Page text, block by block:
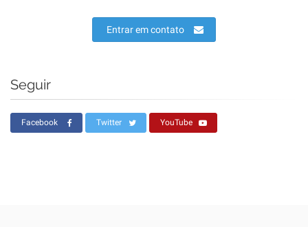
Entrar em contato
Seguir
Facebook Twitter YouTube